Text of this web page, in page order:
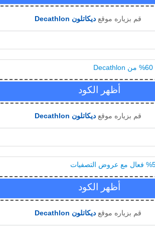
قم بزياره موقعديكاتلون Decathlon
قم بزياره موقعديكاتلون Decathlon
قم بزياره موقعديكاتلون Decathlon